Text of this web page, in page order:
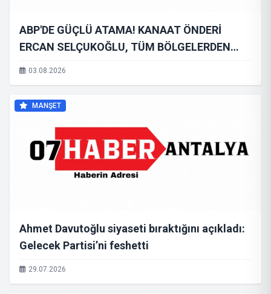
ABP'DE GÜÇLÜ ATAMA! KANAAT ÖNDERİ
ERCAN SELÇUKOĞLU, TÜM BÖLGELERDEN
SORUMLU GENEL BAŞKAN YARDIMCISI OLDU
03.08.2026
MANŞET
Ahmet Davutoğlu siyaseti bıraktığını açıkladı:
Gelecek Partisi’ni feshetti
29.07.2026